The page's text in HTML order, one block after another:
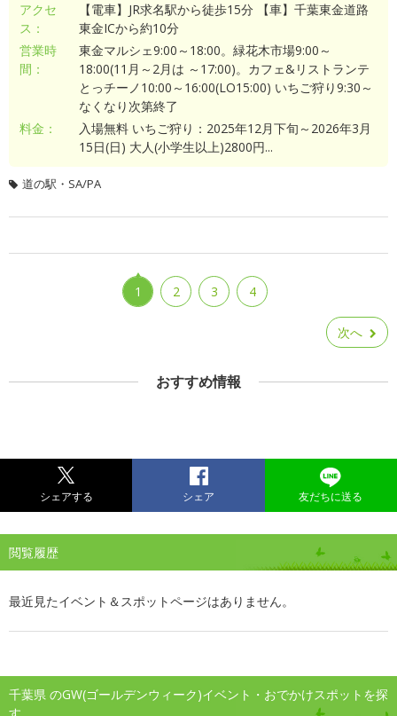
アクセ
ス：
【電車】JR求名駅から徒歩15分 【車】千葉東金道路
東金ICから約10分
営業時
間：
東金マルシェ9:00～18:00。緑花木市場9:00～
18:00(11月～2月は ～17:00)。カフェ&リストランテ
とっチーノ10:00～16:00(LO15:00) いちご狩り9:30～
なくなり次第終了
料金：
入場無料 いちご狩り：2025年12月下旬～2026年3月
15日(日) 大人(小学生以上)2800円...
道の駅・SA/PA
1 2 3 4
次へ
おすすめ情報
シェアする シェア 友だちに送る
閲覧履歴
最近見たイベント＆スポットページはありません。
千葉県 のGW(ゴールデンウィーク)イベント・おでかけスポットを探